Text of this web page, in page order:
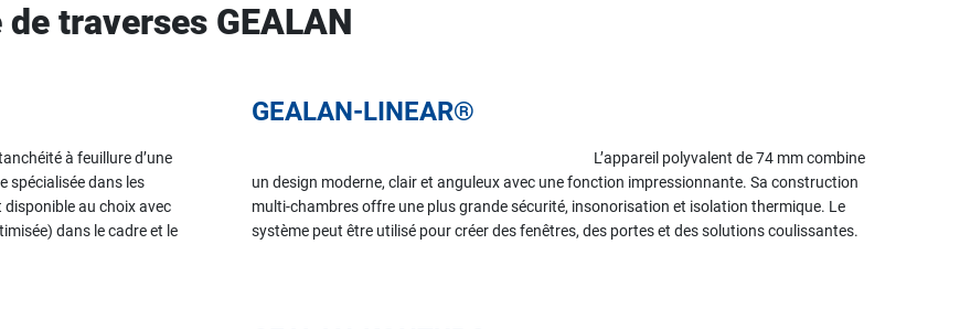
traverses GEALAN
à feuillure d’une
spécialisée dans les
au choix avec
dans le cadre et le
GEALAN-LINEAR®
L’appareil polyvalent de 74 mm combine
un design moderne, clair et anguleux avec une fonction impressionnante. Sa construction
multi-chambres offre une plus grande sécurité, insonorisation et isolation thermique. Le
système peut être utilisé pour créer des fenêtres, des portes et des solutions coulissantes.